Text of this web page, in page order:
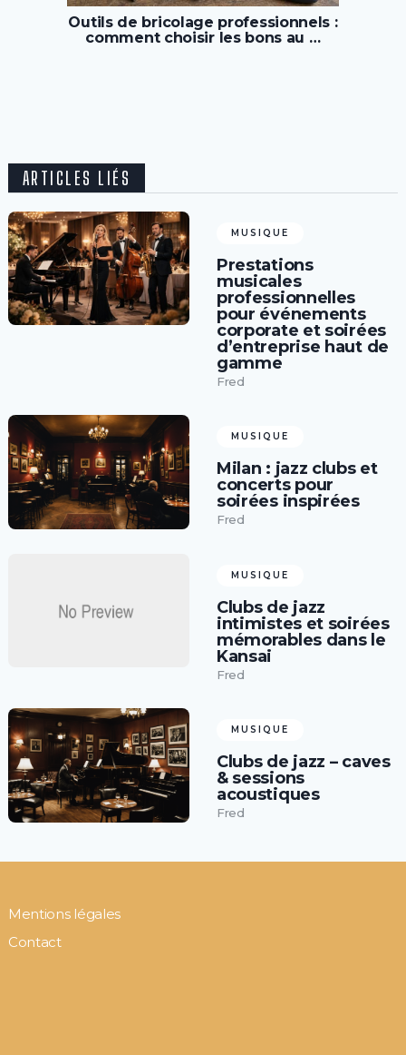
Outils de bricolage professionnels :
comment choisir les bons au …
ARTICLES LIÉS
MUSIQUE
Prestations
musicales
professionnelles
pour événements
corporate et soirées
d’entreprise haut de
gamme
Fred
MUSIQUE
Milan : jazz clubs et
concerts pour
soirées inspirées
Fred
MUSIQUE
Clubs de jazz
intimistes et soirées
mémorables dans le
Kansai
Fred
MUSIQUE
Clubs de jazz – caves
& sessions
acoustiques
Fred
Mentions légales
Contact